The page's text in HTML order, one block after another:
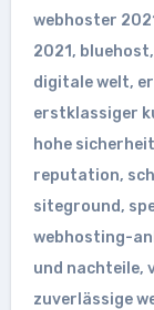
webhoster
2021, bluehost,
digitale welt,
erstklassiger
hohe sicherheit
reputation,
siteground,
webhosting-
und nachteile,
zuverlässige